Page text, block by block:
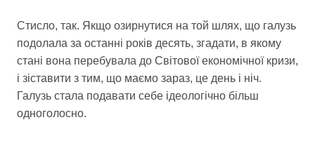
Стисло, так. Якщо озирнутися на той шлях, що галузь
подолала за останні років десять, згадати, в якому
стані вона перебувала до Світової економічної кризи,
і зіставити з тим, що маємо зараз, це день і ніч.
Галузь стала подавати себе ідеологічно більш
одноголосно.